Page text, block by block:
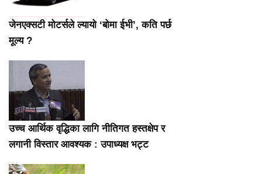
जेनएक्सटी मोटर्सले ल्यायो ‘बोमा ईभी’, कति पर्छ
मूल्य ?
उच्च आर्थिक वृद्धिका लागि नीतिगत हस्तक्षेप र
लगानी विस्तार आवश्यक : उपाध्यक्ष भट्ट